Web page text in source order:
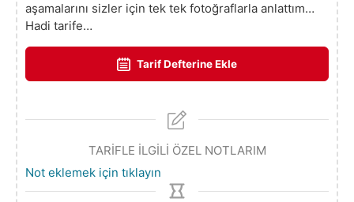
aşamalarını sizler için tek tek fotoğraflarla anlattım…
Hadi tarife…
Tarif Defterine Ekle
TARİFLE İLGİLİ ÖZEL NOTLARIM
Not eklemek için tıklayın